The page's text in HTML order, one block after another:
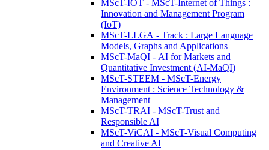
MScT-IOT - MScT-Internet of Things :
Innovation and Management Program
(IoT)
MScT-LLGA - Track : Large Language
Models, Graphs and Applications
MScT-MaQI - AI for Markets and
Quantitative Investment (AI-MaQI)
MScT-STEEM - MScT-Energy
Environment : Science Technology &
Management
MScT-TRAI - MScT-Trust and
Responsible AI
MScT-ViCAI - MScT-Visual Computing
and Creative AI